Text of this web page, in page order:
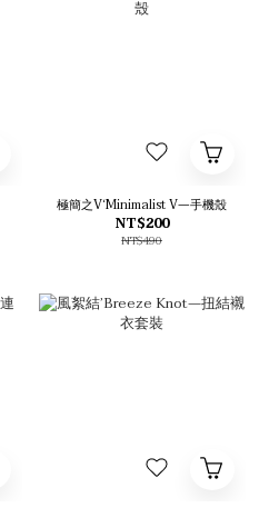
極簡之V‘Minimalist V—手機殼
NT$200
NT$490